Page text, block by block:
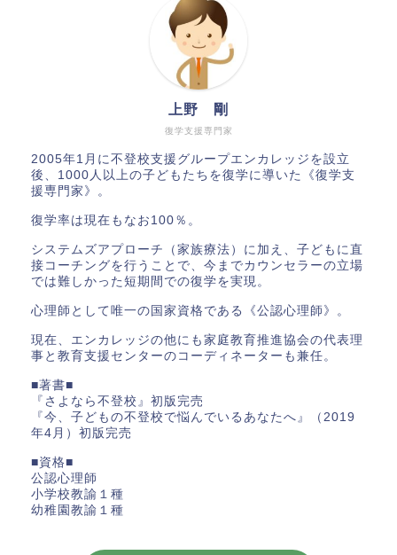
復学支援専門家
上野 剛
2005年1月に不登校支援グループエンカレッジを設立
後、1000人以上の子どもたちを復学に導いた《復学支
援専門家》。
復学率は現在もなお100％。
システムズアプローチ（家族療法）に加え、子どもに直
接コーチングを行うことで、今までカウンセラーの立場
では難しかった短期間での復学を実現。
心理師として唯一の国家資格である《公認心理師》。
現在、エンカレッジの他にも家庭教育推進協会の代表理
事と教育支援センターのコーディネーターも兼任。
■著書■
『さよなら不登校』初版完売
『今、子どもの不登校で悩んでいるあなたへ』（2019
年4月）初版完売
■資格■
公認心理師
小学校教諭１種
幼稚園教諭１種